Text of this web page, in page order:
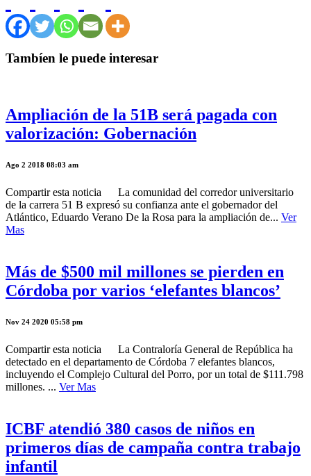
Tambíen le puede interesar
Ampliación de la 51B será pagada con
valorización: Gobernación
Ago 2 2018 08:03 am
Compartir esta noticia La comunidad del corredor universitario
de la carrera 51 B expresó su confianza ante el gobernador del
Atlántico, Eduardo Verano De la Rosa para la ampliación de... Ver
Mas
Más de $500 mil millones se pierden en
Córdoba por varios ‘elefantes blancos’
Nov 24 2020 05:58 pm
Compartir esta noticia La Contraloría General de República ha
detectado en el departamento de Córdoba 7 elefantes blancos,
incluyendo el Complejo Cultural del Porro, por un total de $111.798
millones. ... Ver Mas
ICBF atendió 380 casos de niños en
primeros días de campaña contra trabajo
infantil